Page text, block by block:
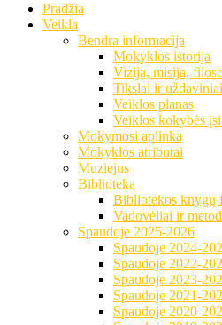
Pradžia
Veikla
Bendra informacija
Mokyklos istorija
Vizija, misija,
Tikslai ir uždaviniai
Veiklos planas
Veiklos kokybės
Mokymosi aplinka
Mokyklos atributai
Muziejus
Biblioteka
Bibliotekos knygų
Vadovėliai ir
Spaudoje 2025-2026
Spaudoje 2024-
Spaudoje 2022-
Spaudoje 2023-
Spaudoje 2021-
Spaudoje 2020-